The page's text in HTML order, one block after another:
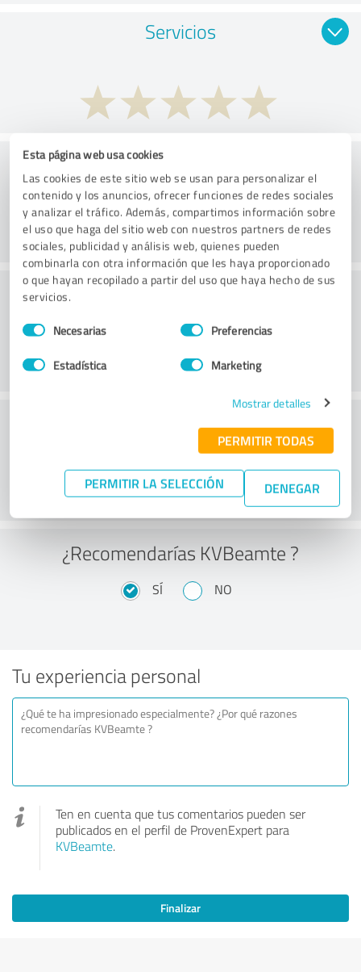
Esta página web usa cookies
Las cookies de este sitio web se usan para personalizar el
contenido y los anuncios, ofrecer funciones de redes sociales
y analizar el tráfico. Además, compartimos información sobre
el uso que haga del sitio web con nuestros partners de redes
sociales, publicidad y análisis web, quienes pueden
combinarla con otra información que les haya proporcionado
o que hayan recopilado a partir del uso que haya hecho de sus
servicios.
Selección
de
Necesarias Preferencias
Estadística Marketing
Mostrar detalles
PERMITIR TODAS
PERMITIR LA SELECCIÓN DENEGAR
Servicios
Aplicación
Consultoría
¿Recomendarías KVBeamte ?
SÍ NO
Tu experiencia personal
Ten en cuenta que tus comentarios pueden ser
publicados en el perfil de ProvenExpert para
KVBeamte.
Finalizar